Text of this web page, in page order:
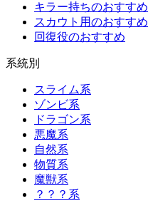
キラー持ちのおすすめ
スカウト用のおすすめ
回復役のおすすめ
系統別
スライム系
ゾンビ系
ドラゴン系
悪魔系
自然系
物質系
魔獣系
？？？系